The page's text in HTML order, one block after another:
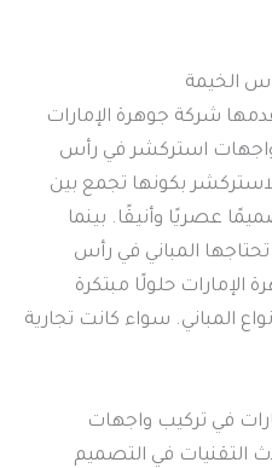
الخيمة
شركة جوهرة الإمارات
واجهات استركشر في رأس
بكونها تجمع بين
عصريًا وأنيقًا. بينما
تحتاجها المباني في رأس
الإمارات حلولًا مبتكرة
المباني. سواء كانت تجارية
في تركيب واجهات
التقنيات في التصميم